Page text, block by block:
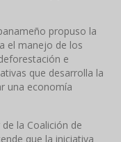
propuso la
el manejo de los
e
que desarrolla la
una economía
la Coalición de
que la iniciativa